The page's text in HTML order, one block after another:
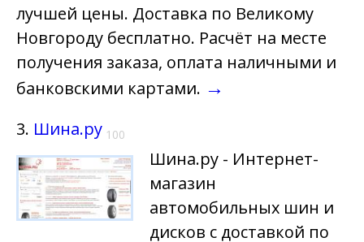
лучшей цены. Доставка по Великому
Новгороду бесплатно. Расчёт на месте
получения заказа, оплата наличными и
банковскими картами. →
3. Шина.ру 100
Шина.ру - Интернет-
магазин
автомобильных шин и
дисков с доставкой по